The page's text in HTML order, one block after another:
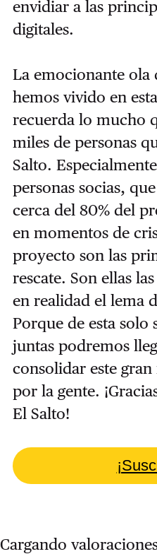
envidiar a las
digitales.
La emocionante ola
hemos vivido en
recuerda lo mucho
miles de personas
Salto.
personas socias,
cerca del 80% del
en momentos de
proyecto son las
rescate. Son ellas
en realidad el lema
Porque de esta solo
juntas podremos
consolidar este
por la gente.
El Salto!
Cargando